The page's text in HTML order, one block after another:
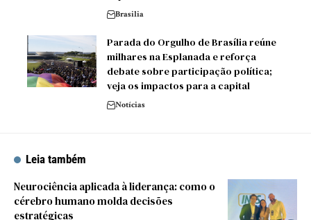
Brasilia
Parada do Orgulho de Brasília reúne
milhares na Esplanada e reforça
debate sobre participação política;
veja os impactos para a capital
Notícias
Leia também
Neurociência aplicada à liderança: como o
cérebro humano molda decisões
estratégicas